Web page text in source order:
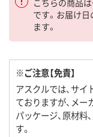
です。お届け
ます。
※ご注意【免責】
アスクルでは、サ
ておりますが、メー
パッケージ、原材料
す。